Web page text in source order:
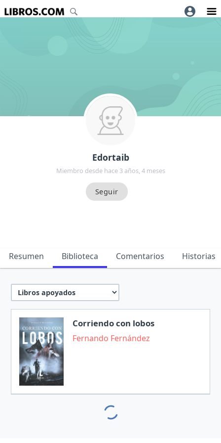
Edortaib
Miembro desde hace 3 años, 4 meses
Resumen Biblioteca Comentarios Historias
Corriendo con lobos
Fernando Fernández